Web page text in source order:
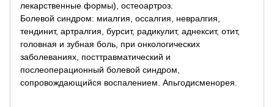
лекарственные формы), остеоартроз.
Болевой синдром: миалгия, оссалгия, невралгия,
тендинит, артралгия, бурсит, радикулит, аднексит, отит,
головная и зубная боль, при онкологических
заболеваниях, посттравматический и
послеоперационный болевой синдром,
сопровождающийся воспалением. Апьгодисменорея.